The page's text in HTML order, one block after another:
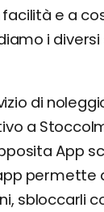
e a
i diversi
di
a
App
permette
sbloccarli